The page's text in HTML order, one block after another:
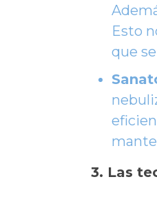
Esto
que
3. Las